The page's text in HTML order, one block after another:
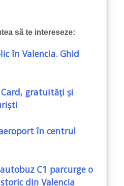
să te intereseze:
în Valencia. Ghid
gratuități și
în centrul
C1 parcurge o
din Valencia